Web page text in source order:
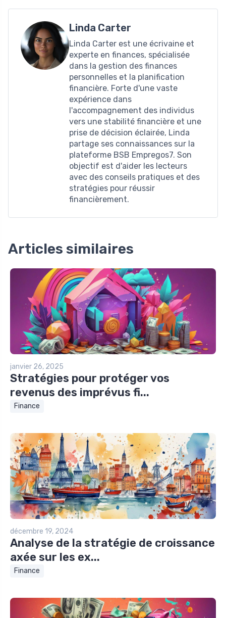
Linda Carter
Linda Carter est une écrivaine et
experte en finances, spécialisée
dans la gestion des finances
personnelles et la planification
financière. Forte d'une vaste
expérience dans
l'accompagnement des individus
vers une stabilité financière et une
prise de décision éclairée, Linda
partage ses connaissances sur la
plateforme BSB Empregos7. Son
objectif est d'aider les lecteurs
avec des conseils pratiques et des
stratégies pour réussir
financièrement.
Articles similaires
janvier 26, 2025
Stratégies pour protéger vos
revenus des imprévus fi...
Finance
décembre 19, 2024
Analyse de la stratégie de croissance
axée sur les ex...
Finance